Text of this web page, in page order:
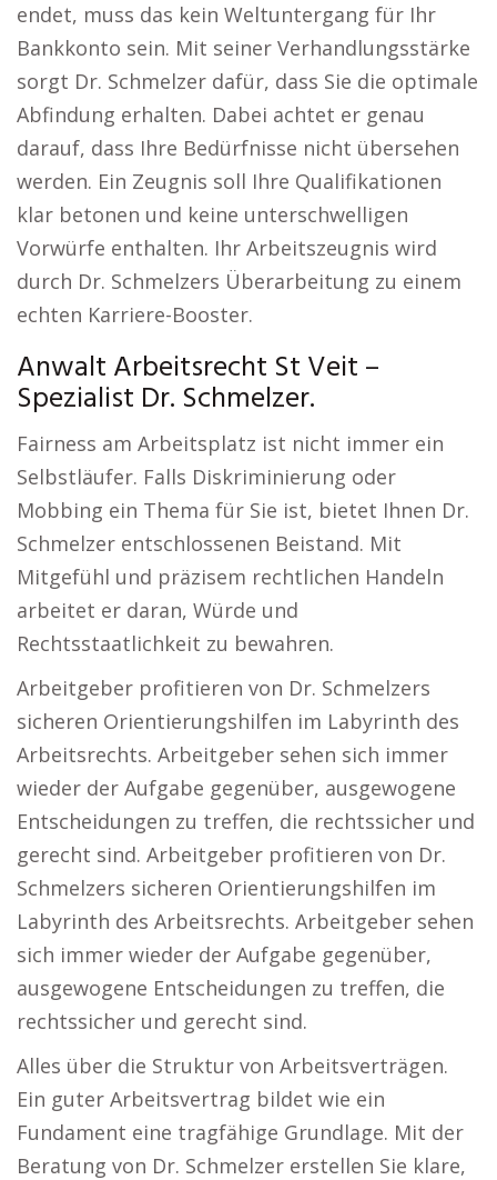
endet, muss das kein Weltuntergang für Ihr
Bankkonto sein. Mit seiner Verhandlungsstärke
sorgt Dr. Schmelzer dafür, dass Sie die optimale
Abfindung erhalten. Dabei achtet er genau
darauf, dass Ihre Bedürfnisse nicht übersehen
werden. Ein Zeugnis soll Ihre Qualifikationen
klar betonen und keine unterschwelligen
Vorwürfe enthalten. Ihr Arbeitszeugnis wird
durch Dr. Schmelzers Überarbeitung zu einem
echten Karriere-Booster.
Anwalt Arbeitsrecht St Veit –
Spezialist Dr. Schmelzer.
Fairness am Arbeitsplatz ist nicht immer ein
Selbstläufer. Falls Diskriminierung oder
Mobbing ein Thema für Sie ist, bietet Ihnen Dr.
Schmelzer entschlossenen Beistand. Mit
Mitgefühl und präzisem rechtlichen Handeln
arbeitet er daran, Würde und
Rechtsstaatlichkeit zu bewahren.
Arbeitgeber profitieren von Dr. Schmelzers
sicheren Orientierungshilfen im Labyrinth des
Arbeitsrechts. Arbeitgeber sehen sich immer
wieder der Aufgabe gegenüber, ausgewogene
Entscheidungen zu treffen, die rechtssicher und
gerecht sind. Arbeitgeber profitieren von Dr.
Schmelzers sicheren Orientierungshilfen im
Labyrinth des Arbeitsrechts. Arbeitgeber sehen
sich immer wieder der Aufgabe gegenüber,
ausgewogene Entscheidungen zu treffen, die
rechtssicher und gerecht sind.
Alles über die Struktur von Arbeitsverträgen.
Ein guter Arbeitsvertrag bildet wie ein
Fundament eine tragfähige Grundlage. Mit der
Beratung von Dr. Schmelzer erstellen Sie klare,